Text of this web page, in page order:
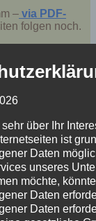
– via PDF-
folgen noch.
Aufruf zum
575 Jahren
über Ihr
ist
Daten
unseres
möchte,
Daten
Daten